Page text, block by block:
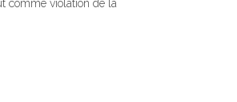
comme violation de la